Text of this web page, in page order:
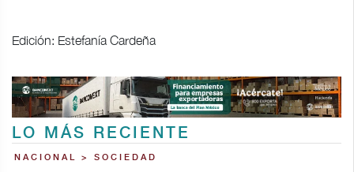
Edición: Estefanía Cardeña
LO MÁS RECIENTE
NACIONAL > SOCIEDAD